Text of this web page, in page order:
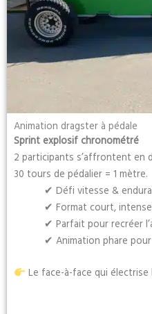
Animation dragster à pédale
Sprint explosif chronométré
2 participants s’affrontent en
30 tours de pédalier = 1 mètre.
✔ Défi vitesse &
✔ Format court,
✔ Parfait pour recréer
✔ Animation phare
Le face-à-face qui électrise